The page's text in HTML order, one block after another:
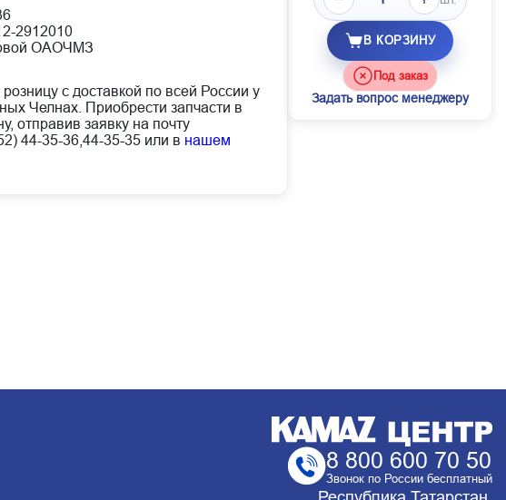
2912010
ОАОЧМЗ
с доставкой по всей России у
Челнах. Приобрести запчасти в
отправив заявку на почту
44-35-36,44-35-35 или в нашем
В КОРЗИНУ
Под заказ
Задать вопрос менеджеру
8 800 600 70 50
Звонок по России бесплатный